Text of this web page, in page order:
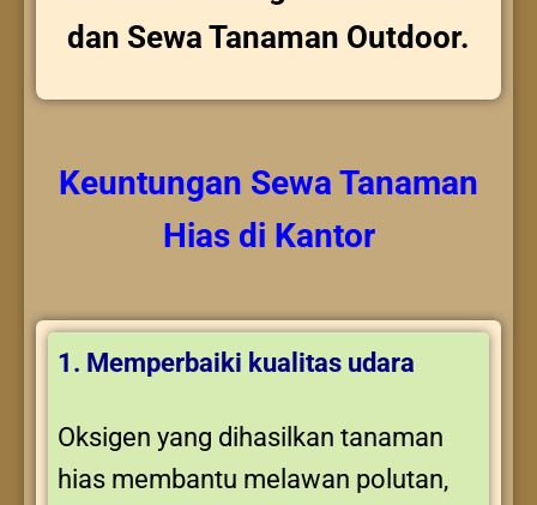
dan Sewa Tanaman Outdoor.
Keuntungan Sewa Tanaman
Hiasdi Kantor
1. Memperbaiki kualitas udara
Oksigen yang dihasilkan tanaman
hias membantu melawan polutan,